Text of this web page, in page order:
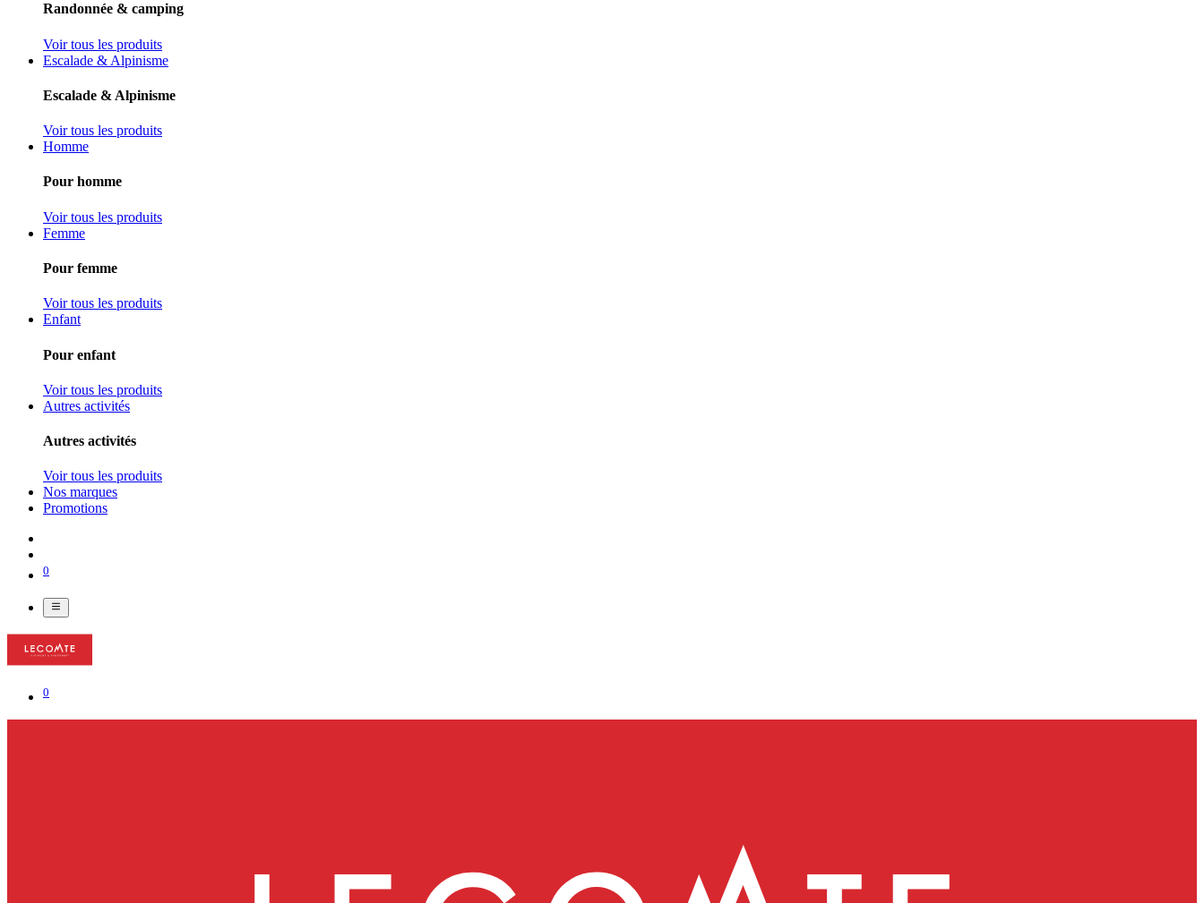
Randonnée & camping
Voir tous les produits
Escalade & Alpinisme
Escalade & Alpinisme
Voir tous les produits
Homme
Pour homme
Voir tous les produits
Femme
Pour femme
Voir tous les produits
Enfant
Pour enfant
Voir tous les produits
Autres activités
Autres activités
Voir tous les produits
Nos marques
Promotions
0
0